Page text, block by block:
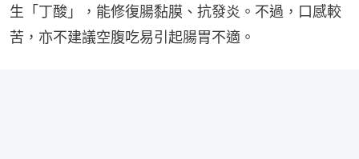
生「丁酸」，能修復腸黏膜、抗發炎。不過，口感較
苦，亦不建議空腹吃易引起腸胃不適。